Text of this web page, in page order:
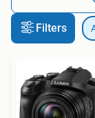
Filters